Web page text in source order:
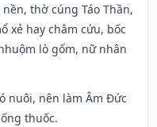
thờ cúng Táo Thần,
xẻ hay châm cứu, bốc
lò gốm, nữ nhân
nuôi, nên làm Âm Đức
thuốc.